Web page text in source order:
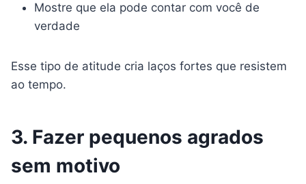
Mostre que ela pode contar com você de
verdade
Esse tipo de atitude cria laços fortes que resistem
ao tempo.
3. Fazer pequenos agrados
sem motivo